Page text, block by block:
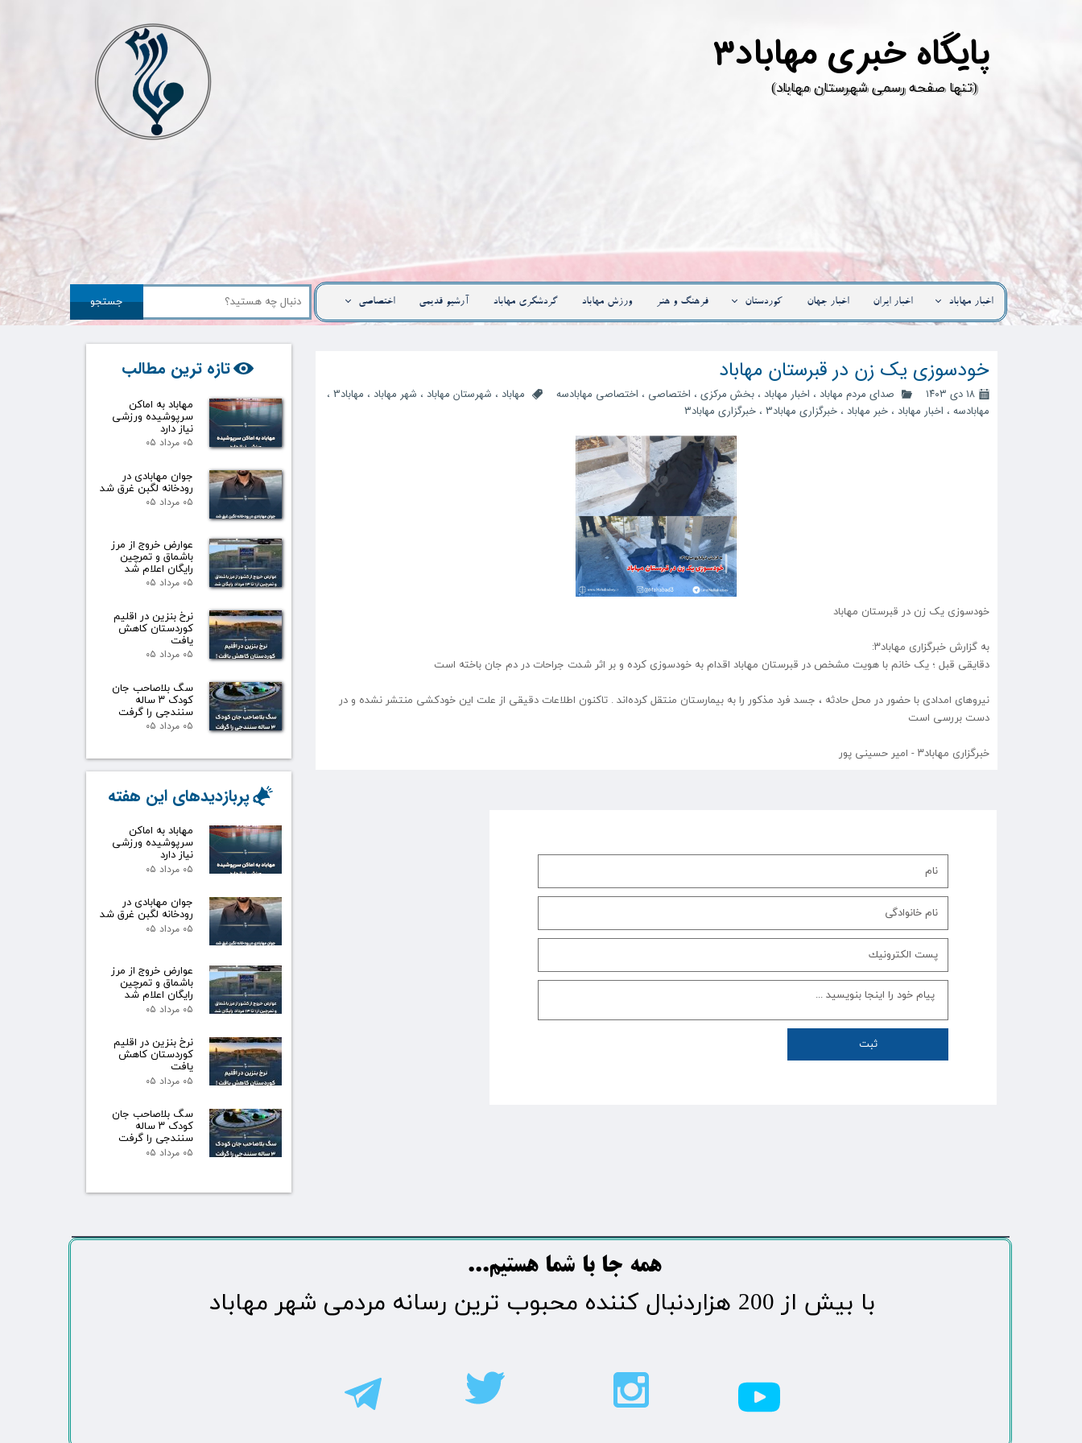
پ
​(تنها صفحه رسمی شهرستان مهاباد)
اخبار مهاباد اخبار ایران اخبار جهان کوردستان فرهنگ و هنر ورزش مهاباد گردشگری مهاباد آرشیو قدیمی اختصاصی جستجو
خودسوزی یک زن در قبرستان مهاباد
۱۸ دی ۱۴۰۳ صدای مردم مهاباد ، اخبار مهاباد ،بخش مرکزی ، اختصاصی ، اختصاصی مهابادسه مهاباد ، شهرستان مهاباد ، شهر مهاباد ، مهاباد3
،
مهابادسه ، اخبار مهاباد ،خبر مهاباد ،خبرگزاری مهاباد3 ،خبرگزاری مهاباد۳
خودسوزی یک زن در قبرستان مهاباد
به گزارش خبرگزاری مهاباد۳:
دقایقی قبل ؛ یک خانم با هویت مشخص در قبرستان مهاباد اقدام به خودسوزی کرده و بر اثر شدت جراحات در دم جان باخته است
نیروهای امدادی با حضور در محل حادثه ، جسد فرد مذکور را به بیمارستان منتقل کرده‌اند ‌. تاکنون اطلاعات دقیقی از علت این خودکشی منتشر نشده و در
دست بررسی است
خبرگزاری مهاباد۳ - امیر حسینی پور
تازه ترین مطالب
مهاباد به اماکن
سرپوشیده ورزشی
نیاز دارد
۰۵ مرداد ۰۵
جوان مهابادی در
رودخانه لگبن غرق شد
۰۵ مرداد ۰۵
عوارض خروج از مرز
باشماق و تمرچین
رایگان اعلام شد
۰۵ مرداد ۰۵
نرخ بنزین در اقلیم
کوردستان کاهش
یافت
۰۵ مرداد ۰۵
سگ بلاصاحب جان
کودک ۳ ساله
سنندجی را گرفت
۰۵ مرداد ۰۵
مهاباد به اماکن
سرپوشیده ورزشی
نیاز دارد
۰۵ مرداد ۰۵
جوان مهابادی در
رودخانه لگبن غرق شد
۰۵ مرداد ۰۵
عوارض خروج از مرز
باشماق و تمرچین
رایگان اعلام شد
۰۵ مرداد ۰۵
نرخ بنزین در اقلیم
کوردستان کاهش
یافت
۰۵ مرداد ۰۵
سگ بلاصاحب جان
کودک ۳ ساله
سنندجی را گرفت
۰۵ مرداد ۰۵
پربازدیدهای این هفته
ثبت
​​​همه جا با شما هستیم...​​​​​​​​​​​​​​
​با بیش از 200 هزاردنبال کننده محبوب ترین رسانه مردمی شهر مهاباد​​​​​​​​​​​​​​